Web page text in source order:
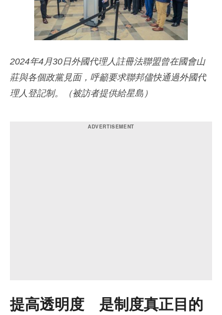
2024年4月30日外國代理人註冊法聯盟曾在國會山
莊與各個政黨見面，呼籲要求聯邦儘快通過外國代
理人登記制。（被訪者提供給星島）
提高透明度 是制度真正目的